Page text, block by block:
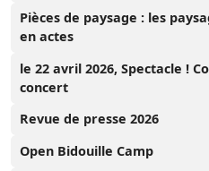
Pièces de paysage : les
en actes
le 22 avril 2026, Spectacle !
concert
Revue de presse 2026
Open Bidouille Camp